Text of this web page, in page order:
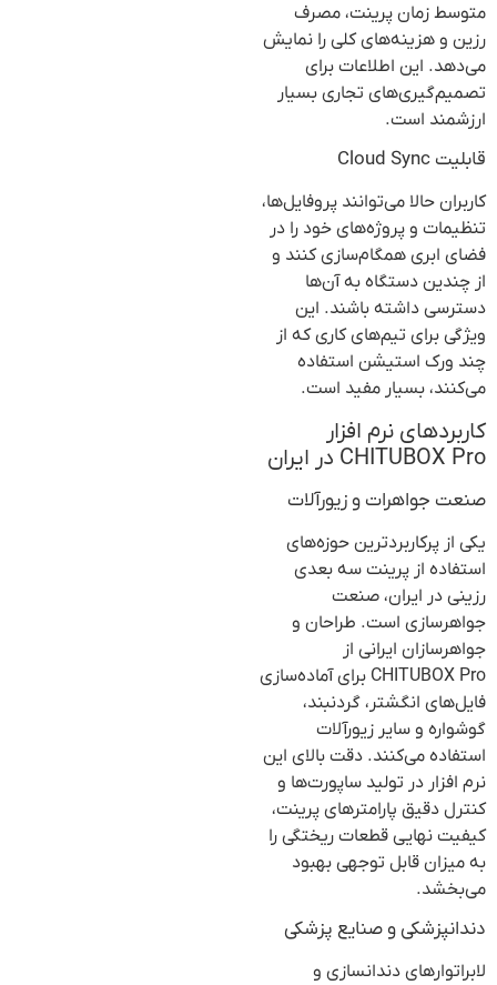
متوسط زمان پرینت، مصرف
رزین و هزینه‌های کلی را نمایش
می‌دهد. این اطلاعات برای
تصمیم‌گیری‌های تجاری بسیار
ارزشمند است.
قابلیت Cloud Sync
کاربران حالا می‌توانند پروفایل‌ها،
تنظیمات و پروژه‌های خود را در
فضای ابری همگام‌سازی کنند و
از چندین دستگاه به آن‌ها
دسترسی داشته باشند. این
ویژگی برای تیم‌های کاری که از
چند ورک استیشن استفاده
می‌کنند، بسیار مفید است.
کاربردهای نرم افزار
CHITUBOX Pro در ایران
صنعت جواهرات و زیورآلات
یکی از پرکاربردترین حوزه‌های
استفاده از پرینت سه بعدی
رزینی در ایران، صنعت
جواهرسازی است. طراحان و
جواهرسازان ایرانی از
CHITUBOX Pro برای آماده‌سازی
فایل‌های انگشتر، گردنبند،
گوشواره و سایر زیورآلات
استفاده می‌کنند. دقت بالای این
نرم افزار در تولید ساپورت‌ها و
کنترل دقیق پارامترهای پرینت،
کیفیت نهایی قطعات ریختگی را
به میزان قابل توجهی بهبود
می‌بخشد.
دندانپزشکی و صنایع پزشکی
لابراتوارهای دندانسازی و